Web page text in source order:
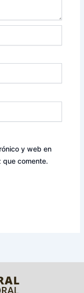
y web en
que comente.